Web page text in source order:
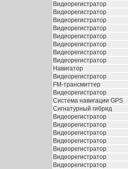
Видеорегистратор
Видеорегистратор
Видеорегистратор
Видеорегистратор
Видеорегистратор
Видеорегистратор
Видеорегистратор
Видеорегистратор
Навигатор
Видеорегистратор
FM-трансмиттер
Видеорегистратор
Система навигации GPS
Сигнатурный гибрид
Видеорегистратор
Видеорегистратор
Видеорегистратор
Видеорегистратор
Видеорегистратор
Видеорегистратор
Видеорегистратор